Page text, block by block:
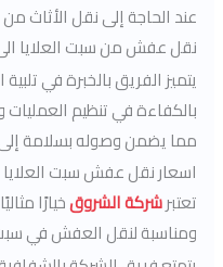
عند الحاجة إلى نقل الأثاث من
نقل عفش من سبت العلايا الى
يتميز الفريق بالخبرة في
بالكفاءة في تنظيم
مما يضمن وصوله بسلامة
اسعار نقل عفش سبت العلايا
تعتبرشركة الشروقخيارًا
ومناسبة لنقل العفش في سبت